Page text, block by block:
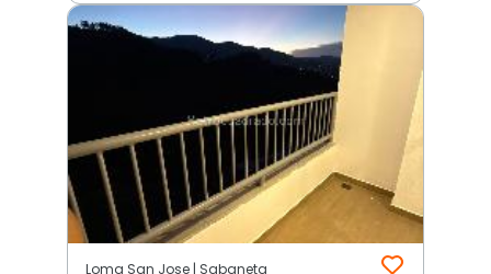
Loma San Jose | Sabaneta